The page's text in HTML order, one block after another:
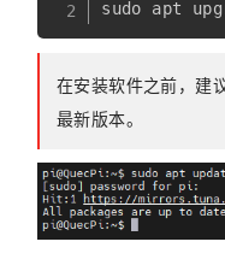
在安装软件之前，建
最新版本。